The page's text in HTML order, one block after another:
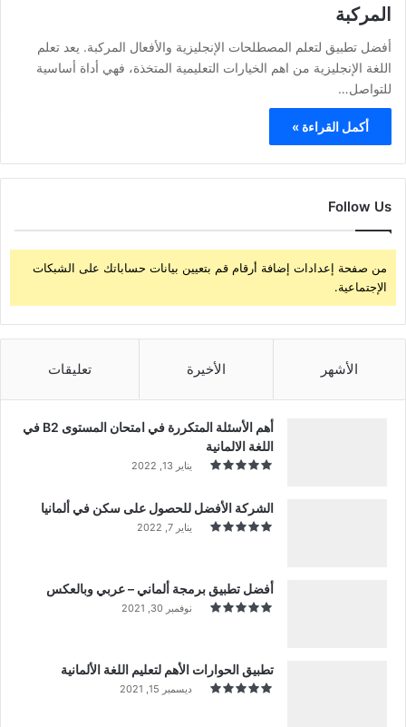
المركبة
أفضل تطبيق لتعلم المصطلحات الإنجليزية والأفعال المركبة. يعد تعلم
اللغة الإنجليزية من اهم الخيارات التعليمية المتخذة، فهي أداة أساسية
للتواصل…
أكمل القراءة »
Follow Us
من صفحة إعدادات إضافة أرقام قم بتعيين بيانات حساباتك على الشبكات
الإجتماعية.
الأشهر الأخيرة تعليقات
أهم الأسئلة المتكررة في امتحان المستوى B2 في
اللغة الالمانية
يناير 13, 2022
الشركة الأفضل للحصول على سكن في ألمانيا
يناير 7, 2022
أفضل تطبيق برمجة ألماني – عربي وبالعكس
نوفمبر 30, 2021
تطبيق الحوارات الأهم لتعليم اللغة الألمانية
ديسمبر 15, 2021